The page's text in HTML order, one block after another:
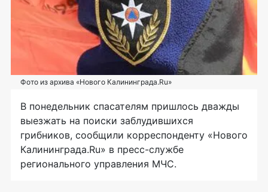
Фото из архива «Нового Калининграда.Ru»
В понедельник спасателям пришлось дважды
выезжать на поиски заблудившихся
грибников, сообщили корреспонденту «Нового
Калининграда.Ru» в пресс-службе
регионального управления МЧС.